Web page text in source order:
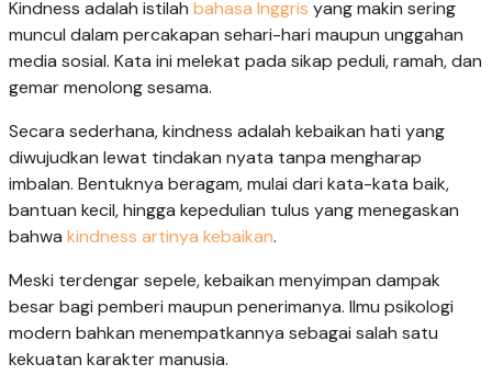
Kindness adalah istilah bahasa Inggris yang makin sering
muncul dalam percakapan sehari-hari maupun unggahan
media sosial. Kata ini melekat pada sikap peduli, ramah, dan
gemar menolong sesama.
Secara sederhana, kindness adalah kebaikan hati yang
diwujudkan lewat tindakan nyata tanpa mengharap
imbalan. Bentuknya beragam, mulai dari kata-kata baik,
bantuan kecil, hingga kepedulian tulus yang menegaskan
bahwa kindness artinya kebaikan.
Meski terdengar sepele, kebaikan menyimpan dampak
besar bagi pemberi maupun penerimanya. Ilmu psikologi
modern bahkan menempatkannya sebagai salah satu
kekuatan karakter manusia.